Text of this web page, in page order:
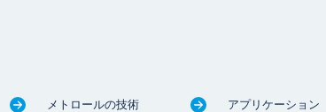
メトロールの技術 アプリケーション